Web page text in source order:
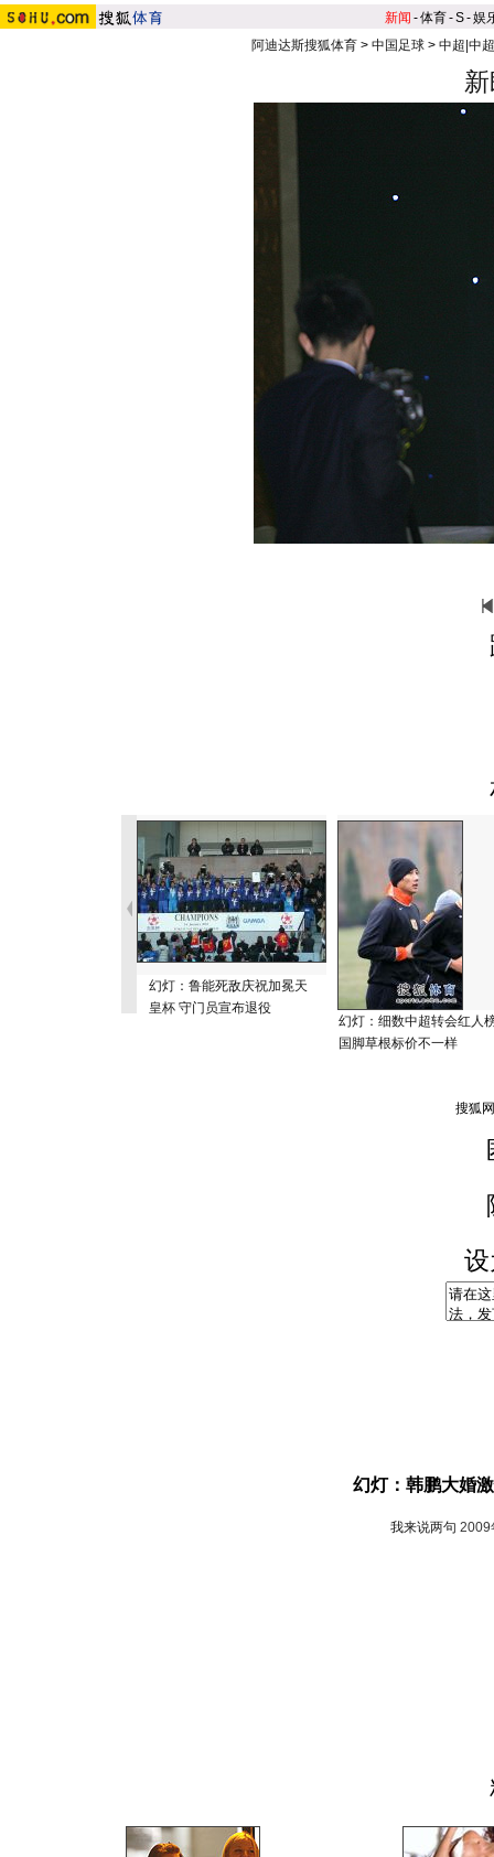
新闻 -体育-S-娱
阿迪达斯搜狐体育 > 中国足球 > 中超|中
幻灯：鲁能死敌庆祝加冕天
皇杯 守门员宣布退役
幻灯：细数中超转会红人
国脚草根标价不一样
幻灯：韩鹏大婚
我来说两句 2009